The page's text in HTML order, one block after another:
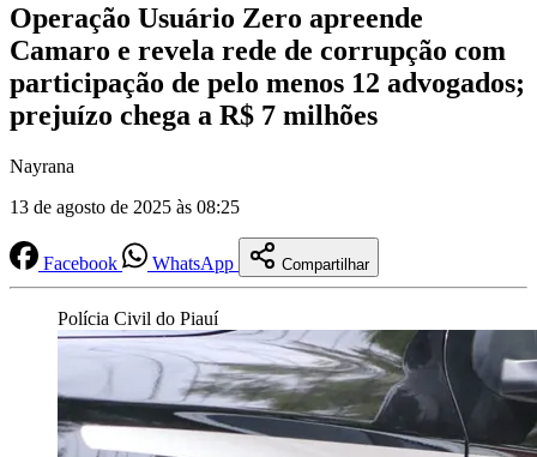
Operação Usuário Zero apreende
Camaro e revela rede de corrupção com
participação de pelo menos 12 advogados;
prejuízo chega a R$ 7 milhões
Nayrana
13 de agosto de 2025 às 08:25
Facebook WhatsApp Compartilhar
Polícia Civil do Piauí